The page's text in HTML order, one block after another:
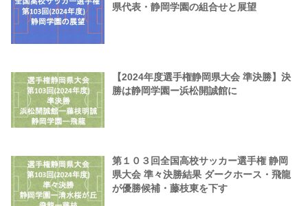
県代表・静岡学園の組合せと展望
【2024年度選手権静岡県大会 準決勝】決
勝は静岡学園ー浜松開誠館に
第１０３回全国高校サッカー選手権 静岡
県大会 準々決勝結果 ダークホース・飛龍
が優勝候補・藤枝東を下す